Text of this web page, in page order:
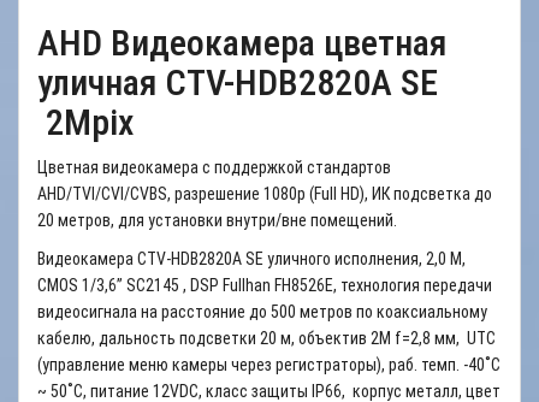
AHD Видеокамера цветная
уличная CTV-HDB2820A SE
2Mpix
Цветная видеокамера с поддержкой стандартов
AHD/TVI/CVI/CVBS, разрешение 1080p (Full HD), ИК подсветка до
20 метров, для установки внутри/вне помещений.
Видеокамера CTV-HDB2820A SE уличного исполнения, 2,0 M,
CMOS 1/3,6” SC2145 , DSP Fullhan FH8526E, технология передачи
видеосигнала на расстояние до 500 метров по коаксиальному
кабелю, дальность подсветки 20 м, объектив 2М f=2,8 мм, UTC
(управление меню камеры через регистраторы), раб. темп. -40˚C
~ 50˚C, питание 12VDC, класс защиты IP66, корпус металл, цвет